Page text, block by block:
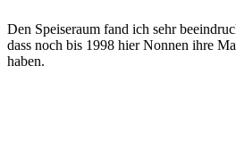
Den Speiseraum fand ich sehr
dass noch bis 1998 hier Nonnen ihre
haben.